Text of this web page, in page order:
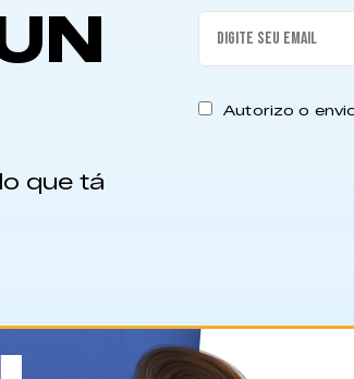
que tá
Autorizo o